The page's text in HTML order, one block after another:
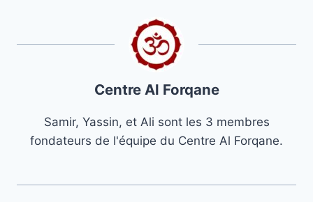
Centre Al Forqane
Samir, Yassin, et Ali sont les 3 membres
fondateurs de l'équipe du Centre Al Forqane.